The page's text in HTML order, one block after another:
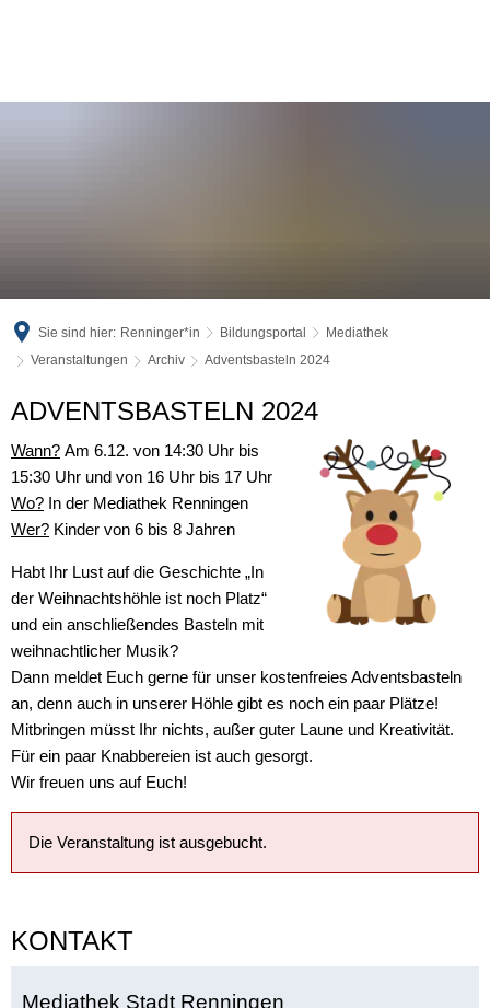
Sie sind hier: Renninger*in Bildungsportal
Mediathek
Veranstaltungen
Archiv Adventsbasteln 2024
Adventsbasteln
2024
ADVENTSBASTELN 2024
Wann? Am 6.12. von 14:30 Uhr bis
15:30 Uhr und von 16 Uhr bis 17 Uhr
Wo? In der Mediathek Renningen
Wer? Kinder von 6 bis 8 Jahren
Habt Ihr Lust auf die Geschichte „In
der Weihnachtshöhle ist noch Platz“
und ein anschließendes Basteln mit
weihnachtlicher Musik?
Dann meldet Euch gerne für unser kostenfreies Adventsbasteln
an, denn auch in unserer Höhle gibt es noch ein paar Plätze!
Mitbringen müsst Ihr nichts, außer guter Laune und Kreativität.
Für ein paar Knabbereien ist auch gesorgt.
Wir freuen uns auf Euch!
Die Veranstaltung ist ausgebucht.
KONTAKT
Mediathek Stadt Renningen